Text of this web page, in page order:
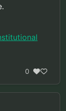
0